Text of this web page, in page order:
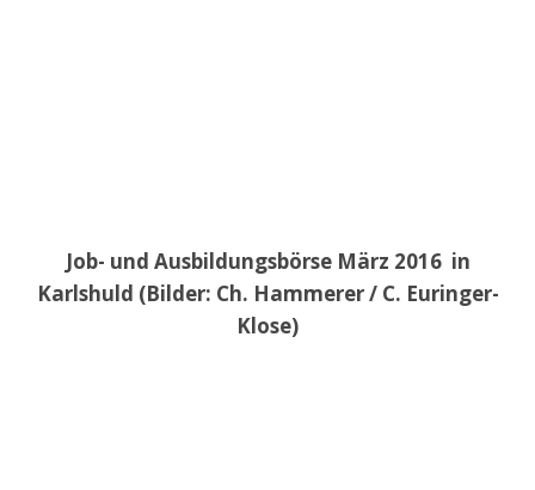
Job- und Ausbildungsbörse März 2016 in
Karlshuld (Bilder: Ch. Hammerer / C. Euringer-
Klose)